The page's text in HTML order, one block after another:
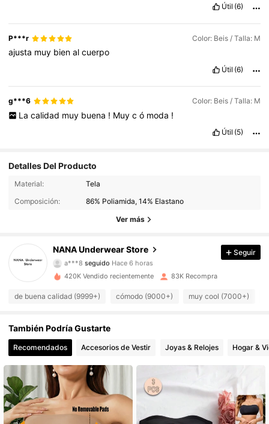
Útil (6)
P***r Color: Beis / Talla: M
ajusta muy bienalcuerpo
Útil (6)
g***6 Color: Beis / Talla: M
La calidad muy buena ! Muy c ó moda !
Útil (5)
Detalles Del Producto
Material:
Tela
Composición:
86% Poliamida, 14% Elastano
Ver más
NANA Underwear Store
9.5K Seguidores
9.5K Seguidores
4.80
a***8 seguido Hace 6 horas
4.80
4.80 9.5K Seguidores
4.80 9.5K Seguidores
4.80
4.80 9.5K Seguidores
4.80 9.5K Seguidores
Seguir
420K Vendido recientemente 83K Recompra
de buena calidad (9999+) cómodo (9000+) muy cool (7000+)
También Podría Gustarte
Recomendados Accesorios de Vestir Joyas & Relojes Hogar &